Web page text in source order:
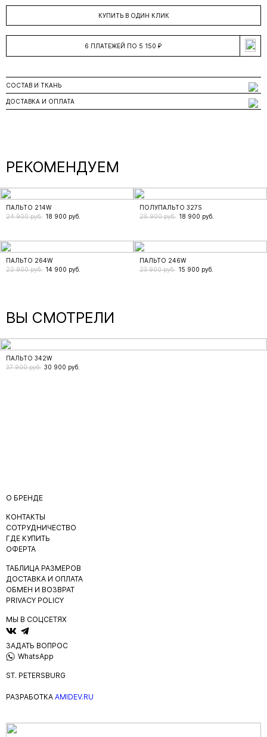
КУПИТЬ В ОДИН КЛИК
6 ПЛАТЕЖЕЙ ПО 5 150 ₽
СОСТАВ И ТКАНЬ
ДОСТАВКА И ОПЛАТА
РЕКОМЕНДУЕМ
ПАЛЬТО 214W
24 900 руб. 18 900 руб.
ПОЛУПАЛЬТО 327S
25 900 руб. 18 900 руб.
ПАЛЬТО 264W
22 900 руб. 14 900 руб.
ПАЛЬТО 246W
23 900 руб. 15 900 руб.
ВЫ СМОТРЕЛИ
ПАЛЬТО 342W
37 900 руб. 30 900 руб.
О БРЕНДЕ
КОНТАКТЫ
СОТРУДНИЧЕСТВО
ГДЕ КУПИТЬ
ОФЕРТА
ТАБЛИЦА РАЗМЕРОВ
ДОСТАВКА И ОПЛАТА
ОБМЕН И ВОЗВРАТ
PRIVACY POLICY
МЫ В СОЦСЕТЯХ
ЗАДАТЬ ВОПРОС
WhatsApp
ST. PETERSBURG
РАЗРАБОТКА AMIDEV.RU